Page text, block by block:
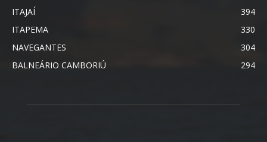
ITAJAÍ
394
ITAPEMA
330
NAVEGANTES
304
BALNEÁRIO CAMBORIÚ
294